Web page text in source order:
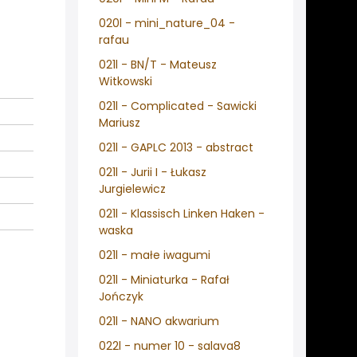
020l - mini_nature_04 -
rafau
021l - BN/T - Mateusz
Witkowski
021l - Complicated - Sawicki
Mariusz
021l - GAPLC 2013 - abstract
021l - Jurii I - Łukasz
Jurgielewicz
021l - Klassisch Linken Haken -
waska
021l - małe iwagumi
021l - Miniaturka - Rafał
Jończyk
021l - NANO akwarium
022l - numer 10 - salava8